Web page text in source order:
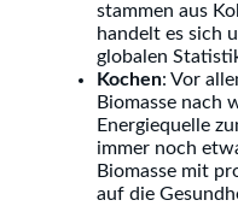
stammen aus
handelt es sich
globalen
Kochen: Vor
Biomasse nach
Energiequelle
immer noch
Biomasse mit
auf die